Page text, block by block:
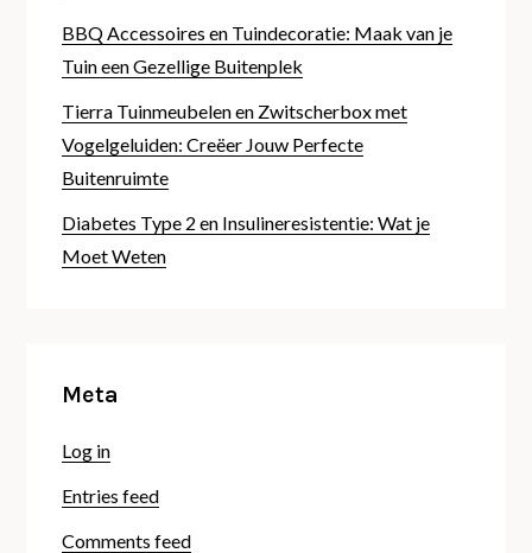
BBQ Accessoires en Tuindecoratie: Maak van je
Tuin een Gezellige Buitenplek
Tierra Tuinmeubelen en Zwitscherbox met
Vogelgeluiden: Creëer Jouw Perfecte
Buitenruimte
Diabetes Type 2 en Insulineresistentie: Wat je
Moet Weten
Meta
Log in
Entries feed
Comments feed